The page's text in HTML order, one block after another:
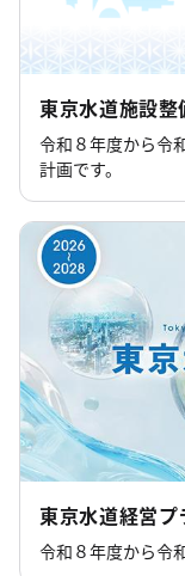
東京水道施設
令和８年度から令
計画です。
東京水道経営プ
令和８年度から令